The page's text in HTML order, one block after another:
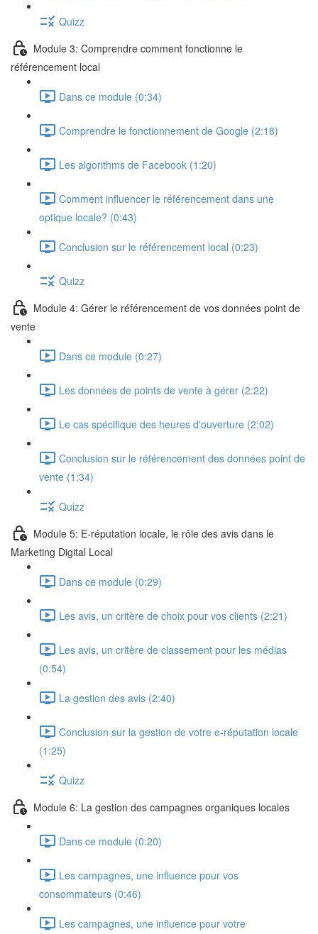
Quizz
Module 3: Comprendre comment fonctionne le
référencement local
Dans ce module (0:34)
Comprendre le fonctionnement de Google (2:18)
Les algorithms de Facebook (1:20)
Comment influencer le référencement dans une
optique locale? (0:43)
Conclusion sur le référencement local (0:23)
Quizz
Module 4: Gérer le référencement de vos données point de
vente
Dans ce module (0:27)
Les données de points de vente à gérer (2:22)
Le cas spécifique des heures d'ouverture (2:02)
Conclusion sur le référencement des données point de
vente (1:34)
Quizz
Module 5: E-réputation locale, le rôle des avis dans le
Marketing Digital Local
Dans ce module (0:29)
Les avis, un critère de choix pour vos clients (2:21)
Les avis, un critère de classement pour les médias
(0:54)
La gestion des avis (2:40)
Conclusion sur la gestion de votre e-réputation locale
(1:25)
Quizz
Module 6: La gestion des campagnes organiques locales
Dans ce module (0:20)
Les campagnes, une influence pour vos
consommateurs (0:46)
Les campagnes, une influence pour votre